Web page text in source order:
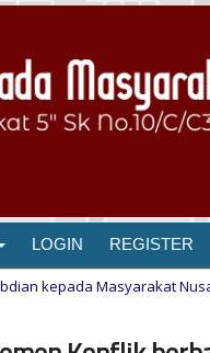
LOGIN REGISTER
kepada Masyarakat